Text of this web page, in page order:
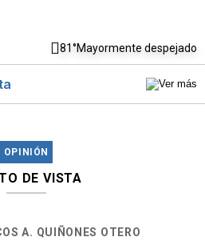
81°Mayormente despejado
OPINIÓN
DE VISTA
A. QUIÑONES OTERO